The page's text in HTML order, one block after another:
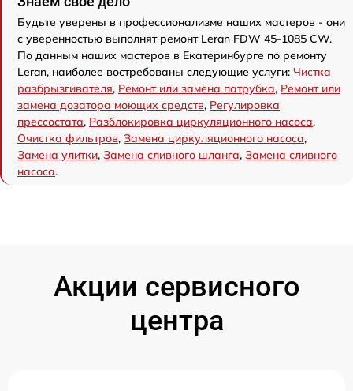
Будьте уверены в профессионализме наших мастеров - они
с уверенностью выполнят ремонт Leran FDW 45-1085 CW.
По данным наших мастеров в Екатеринбурге по ремонту
Leran, наиболее востребованы следующие услуги: Чистка
разбрызгивателя, Ремонт или замена патрубка, Ремонт или
замена дозатора моющих средств, Регулировка
прессостата, Разблокировка циркуляционного насоса,
Очистка фильтров, Замена циркуляционного насоса,
Замена улитки, Замена сливного шланга, Замена сливного
насоса.
Акции сервисного
центра